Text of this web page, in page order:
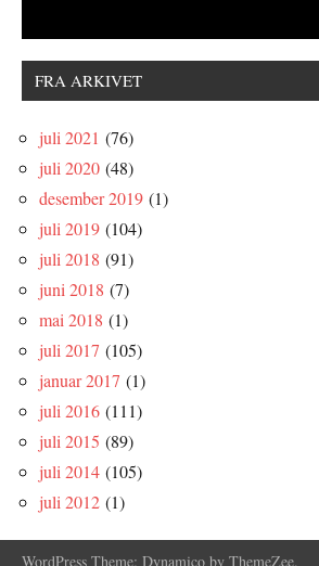
FRA ARKIVET
juli 2021 (76)
juli 2020 (48)
desember 2019 (1)
juli 2019 (104)
juli 2018 (91)
juni 2018 (7)
mai 2018 (1)
juli 2017 (105)
januar 2017 (1)
juli 2016 (111)
juli 2015 (89)
juli 2014 (105)
juli 2012 (1)
WordPress Theme: Dynamico by ThemeZee.